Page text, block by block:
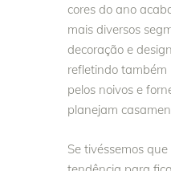
cores do ano
mais diversos
decoração e
refletindo também
pelos noivos e
planejam
Se tivéssemos